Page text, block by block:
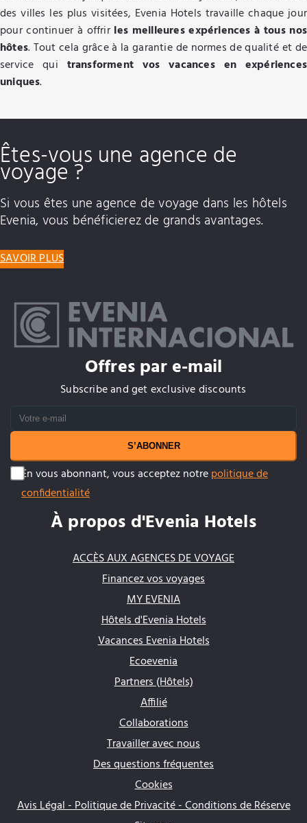
des villes les plus visitées, Evenia Hotels travaille chaque jour
pour continuer à offrir les meilleures expériences à tous nos
hôtes. Tout cela grâce à la garantie de normes de qualité et de
service qui transforment vos vacances en expériences
uniques.
Êtes-vous une agence de
voyage ?
Si vous êtes une agence de voyage dans les hôtels
Evenia, vous bénéficierez de grands avantages.
SAVOIR PLUS
Offres par e-mail
Subscribe and get exclusive discounts
S’ABONNER
En vous abonnant, vous acceptez notrepolitique de
confidentialité
À propos d'Evenia Hotels
ACCÈS AUX AGENCES DE VOYAGE
Financez vos voyages
MY EVENIA
Hôtels d'Evenia Hotels
Vacances Evenia Hotels
Ecoevenia
Partners (Hôtels)
Affilié
Collaborations
Travailler avec nous
Des questions fréquentes
Cookies
Avis Légal - Politique de Privacité - Conditions de Réserve